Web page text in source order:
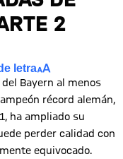
2
letra
Bayern al menos
récord alemán,
ha ampliado su
perder calidad con
equivocado.